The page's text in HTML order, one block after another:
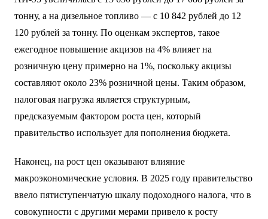
тонну, а на дизельное топливо — с 10 842 рублей до 12
120 рублей за тонну. По оценкам экспертов, такое
ежегодное повышение акцизов на 4% влияет на
розничную цену примерно на 1%, поскольку акцизы
составляют около 23% розничной цены. Таким образом,
налоговая нагрузка является структурным,
предсказуемым фактором роста цен, который
правительство использует для пополнения бюджета.
Наконец, на рост цен оказывают влияние
макроэкономические условия. В 2025 году правительство
ввело пятиступенчатую шкалу подоходного налога, что в
совокупности с другими мерами привело к росту